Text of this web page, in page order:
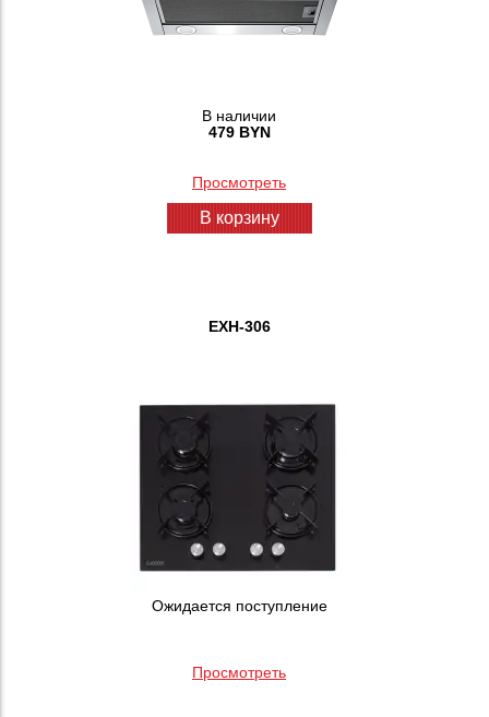
В наличии
479 BYN
Просмотреть
В корзину
EXH-306
Ожидается поступление
Просмотреть